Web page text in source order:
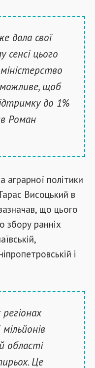
дала свої
сенсі цього
щоб
до 1%
Роман
аграрної політики
Висоцький в
що цього
збору ранніх
і
області
Це